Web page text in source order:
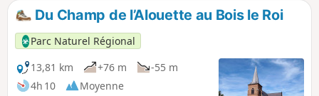
centenaires.
Du Champ de l’Alouette au Bois le Roi
Parc Naturel Régional
13,81 km
+76 m
-55 m
4h 10
Moyenne